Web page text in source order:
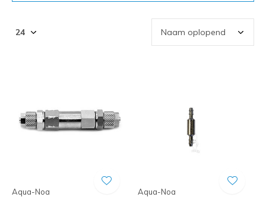
Aqua-Noa Aqua-Noa